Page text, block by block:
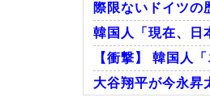
際限ないドイツ
韓国人「現在、
【衝撃】 韓国人
大谷翔平が今永昇